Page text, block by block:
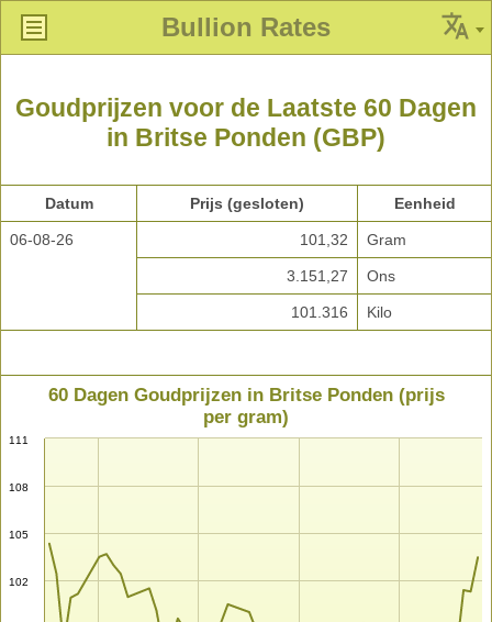
Bullion Rates
Goudprijzen voor de Laatste 60 Dagen
in Britse Ponden (GBP)
Datum Prijs (gesloten) Eenheid
06-08-26 101,32 Gram
3.151,27 Ons
101.316 Kilo
60 Dagen Goudprijzen in Britse Ponden (prijs
per gram)
102
105
108
111